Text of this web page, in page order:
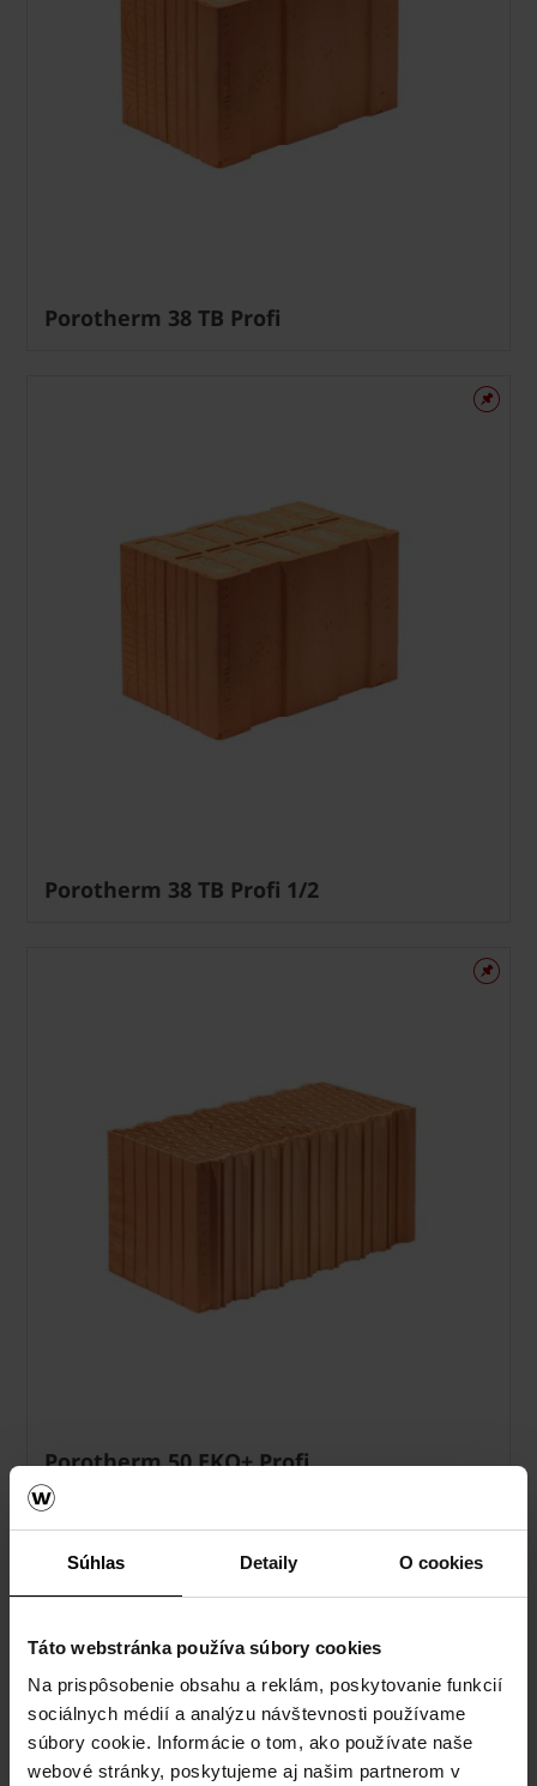
Súhlas Detaily O cookies
Táto webstránka používa súbory cookies
Na prispôsobenie obsahu a reklám, poskytovanie funkcií
sociálnych médií a analýzu návštevnosti používame
súbory cookie. Informácie o tom, ako používate naše
webové stránky, poskytujeme aj našim partnerom v
Porotherm 38 TB Profi
Porotherm 38 TB Profi 1/2
Porotherm 50 EKO+ Profi